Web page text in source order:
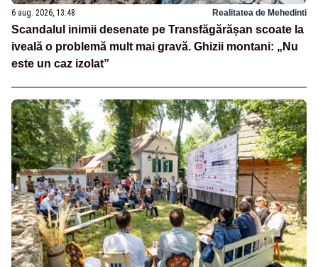
6 aug. 2026, 13:48 Realitatea de Mehedinti
Scandalul inimii desenate pe Transfăgărășan scoate la
iveală o problemă mult mai gravă. Ghizii montani: „Nu
este un caz izolat”